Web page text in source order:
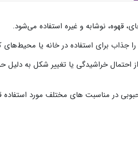
قهوه، نوشابه و غیره استفاده می‌شود.
جذاب برای استفاده در خانه یا محیط‌های
احتمال خراشیدگی یا تغییر شکل به
در مناسبت های مختلف مورد استفاده